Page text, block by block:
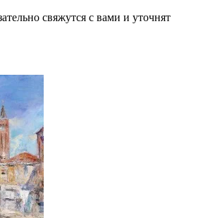
свяжутся с вами и уточнят